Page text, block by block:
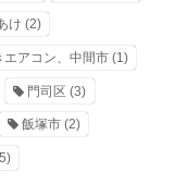
け (2)
エアコン、中間市(1)
門司区 (3)
飯塚市(2)